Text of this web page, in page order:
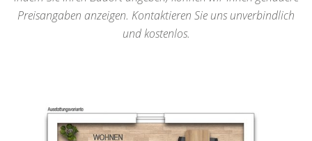
Preisangaben anzeigen. Kontaktieren Sie uns unverbindlich
und kostenlos.